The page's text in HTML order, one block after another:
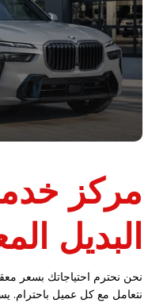
مركز
البديل
نحن نحترم احتياجاتك بسعر
نتعامل مع كل عميل باحترام.